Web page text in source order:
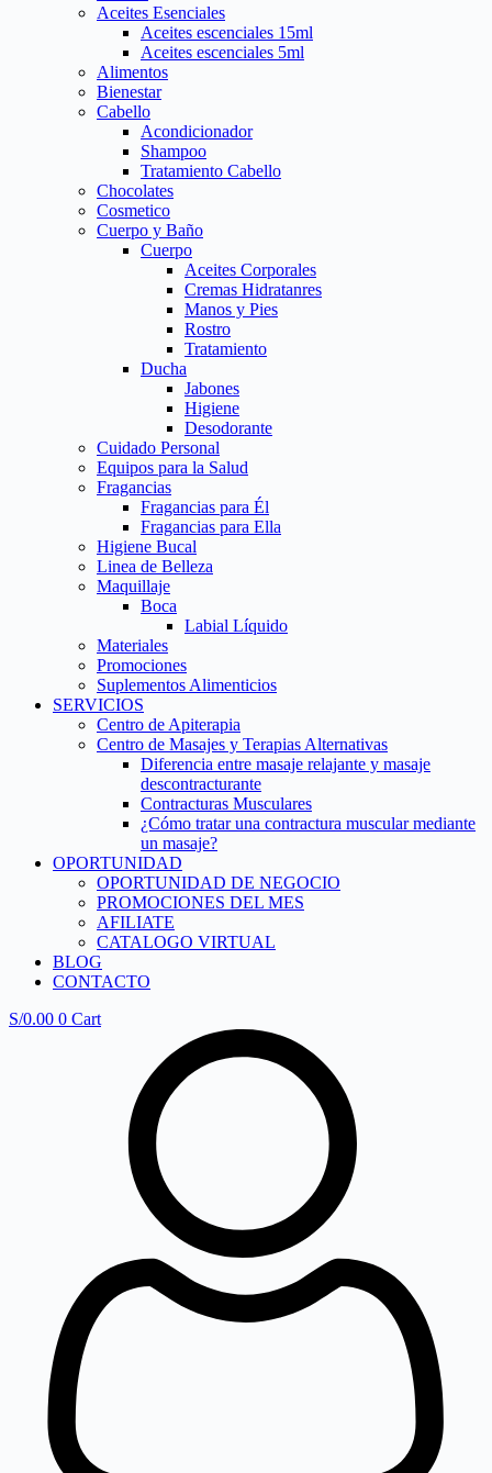
Aceites Esenciales
Aceites escenciales 15ml
Aceites escenciales 5ml
Alimentos
Bienestar
Cabello
Acondicionador
Shampoo
Tratamiento Cabello
Chocolates
Cosmetico
Cuerpo y Baño
Cuerpo
Aceites Corporales
Cremas Hidratanres
Manos y Pies
Rostro
Tratamiento
Ducha
Jabones
Higiene
Desodorante
Cuidado Personal
Equipos para la Salud
Fragancias
Fragancias para Él
Fragancias para Ella
Higiene Bucal
Linea de Belleza
Maquillaje
Boca
Labial Líquido
Materiales
Promociones
Suplementos Alimenticios
SERVICIOS
Centro de Apiterapia
Centro de Masajes y Terapias Alternativas
Diferencia entre masaje relajante y masaje
descontracturante
Contracturas Musculares
¿Cómo tratar una contractura muscular mediante
un masaje?
OPORTUNIDAD
OPORTUNIDAD DE NEGOCIO
PROMOCIONES DEL MES
AFILIATE
CATALOGO VIRTUAL
BLOG
CONTACTO
S/0.00 0 Cart